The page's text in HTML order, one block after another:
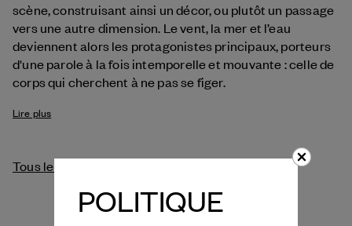
scène, construisant ainsi un décor, ou plutôt un passage
vers une autre dimension. Le vent, la mer et l’eau
deviennent alors les protagonistes principaux, porteurs
d'une parole à la fois intemporelle et mouvante : celle de
corps qui cherchent à ne pas se figer.
Lire plus
Tous les crédits
POLITIQUE